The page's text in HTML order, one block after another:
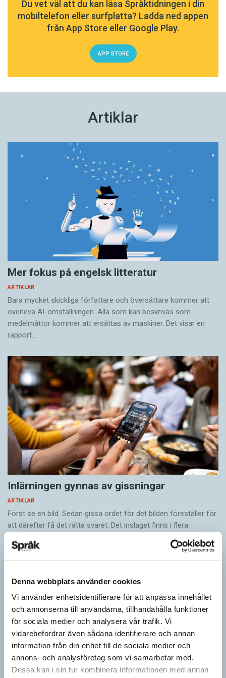
Denna webbplats använder cookies
Vi använder enhetsidentifierare för att anpassa innehållet
och annonserna till användarna, tillhandahålla funktioner
för sociala medier och analysera vår trafik. Vi
vidarebefordrar även sådana identifierare och annan
information från din enhet till de sociala medier och
annons- och analysföretag som vi samarbetar med.
Dessa kan i sin tur kombinera informationen med annan
Du vet väl att du kan läsa Språktidningen i din
mobiltelefon eller surfplatta? Ladda ned appen
från App Store eller Google Play.
APP STORE
Artiklar
Mer fokus på engelsk litteratur
ARTIKLAR
Bara mycket skickliga författare och översättare ­kommer att
överleva AI-omställningen. Alla som kan beskrivas som
medelmåttor kommer att ersättas av maskiner. Det visar en
rapport…
Inlärningen gynnas av gissningar
ARTIKLAR
Först se en bild. Sedan gissa ordet för det bilden föreställer för
att därefter få det rätta svaret. Det inslaget finns i flera